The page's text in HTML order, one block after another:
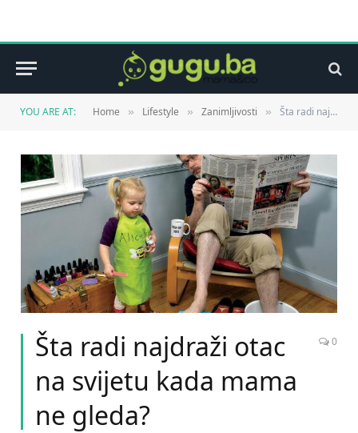
YOU ARE AT: Home » Lifestyle » Zanimljivosti » Šta radi najdraži otac na svijetu kada mama ne gleda?
Šta radi najdraži otac
na svijetu kada mama
ne gleda?
0